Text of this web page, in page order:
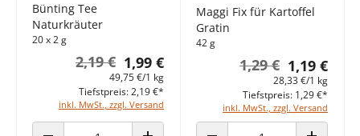
Bünting Tee
Naturkräuter
20 x 2 g
1,99 €
2,19 €
49,75 €/1 kg
inkl. MwSt., zzgl. Versand
Tiefstpreis: 2,19 €*
Maggi Fix für Kartoffel
Gratin
42 g
1,19 €
1,29 €
28,33 €/1 kg
inkl. MwSt., zzgl. Versand
Tiefstpreis: 1,29 €*